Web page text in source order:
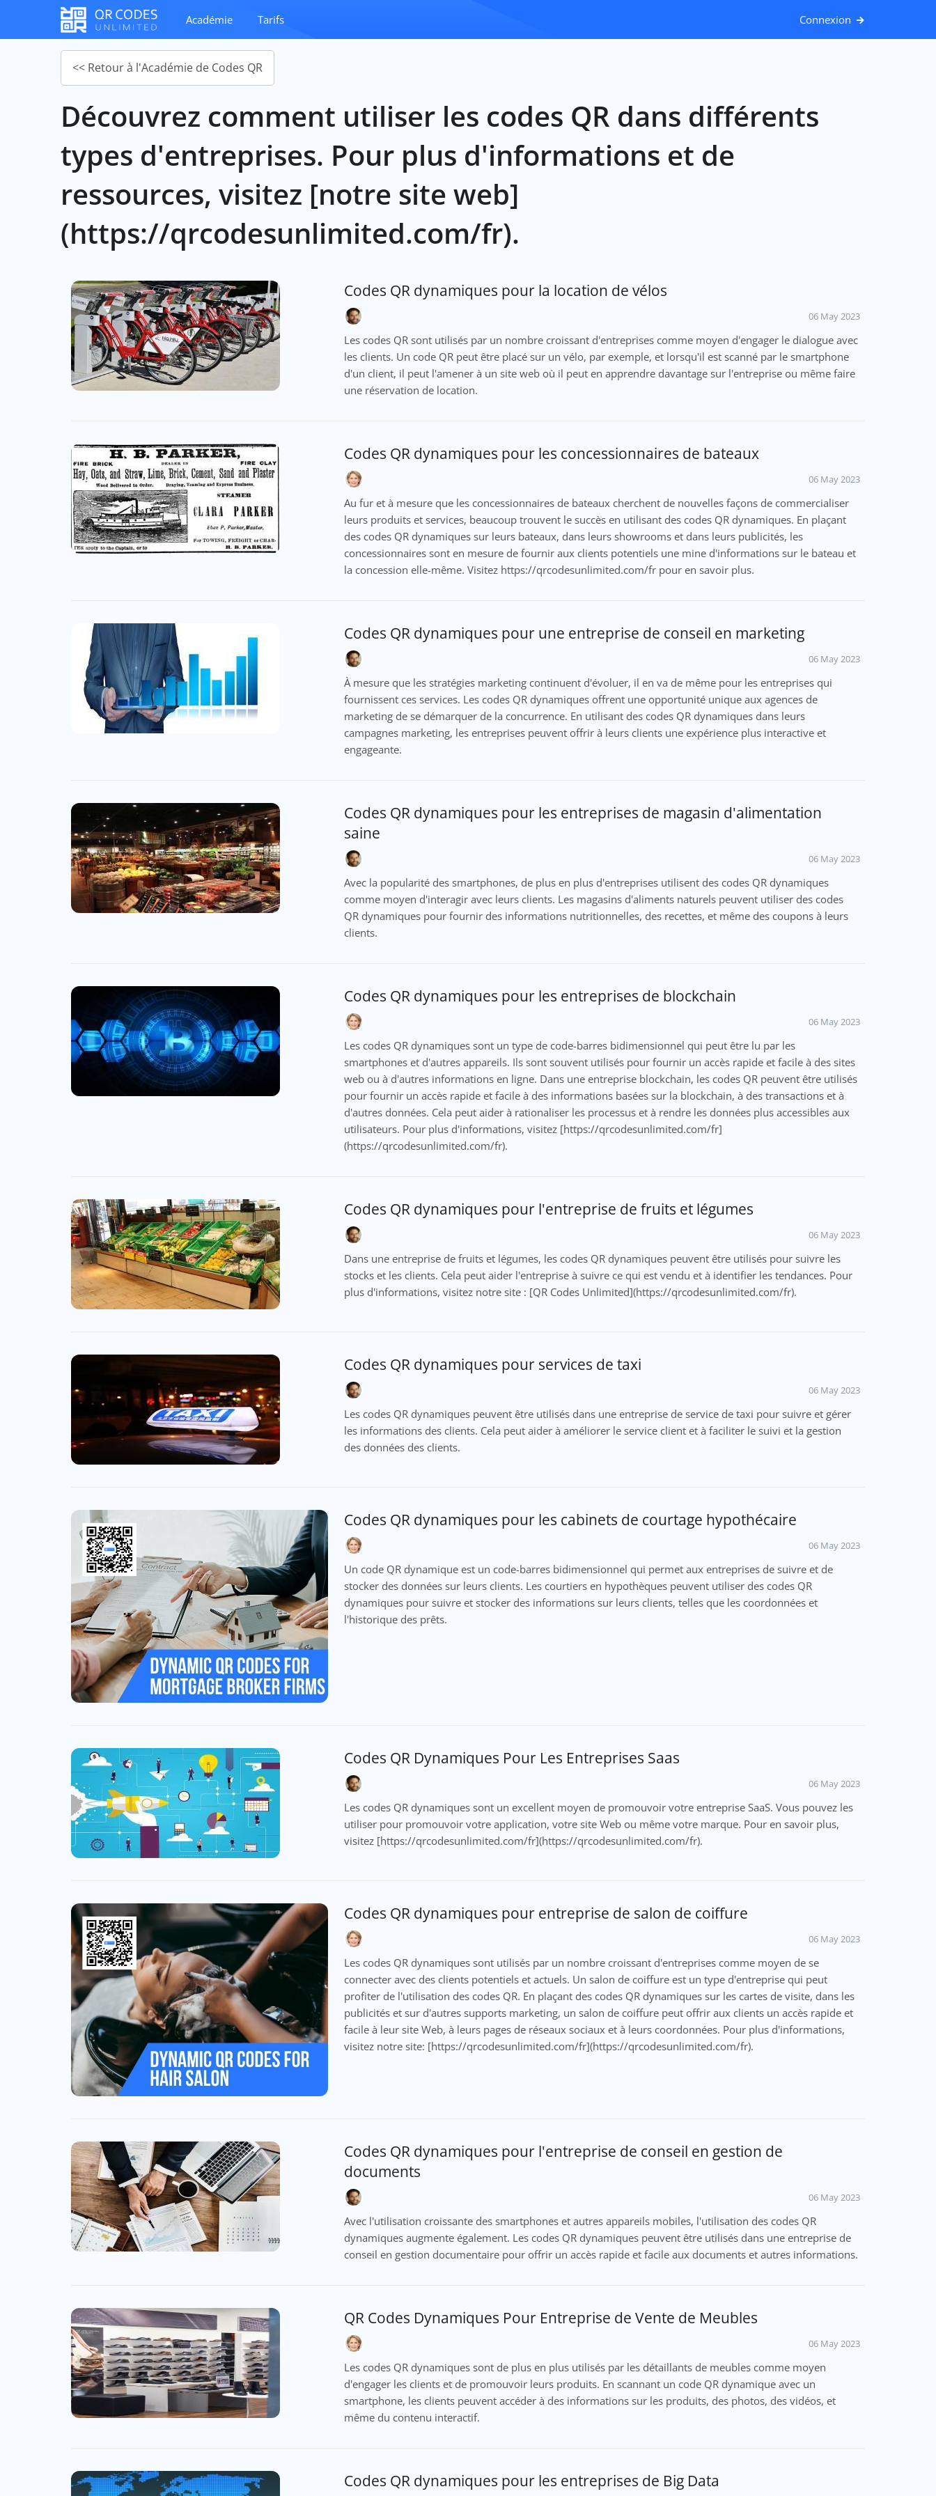
Académie Tarifs Connexion
<< Retour à l'Académie de Codes QR
Découvrez comment utiliser les codes QR dans différents
types d'entreprises. Pour plus d'informations et de
ressources, visitez [notre site web]
(https://qrcodesunlimited.com/fr).
Codes QR dynamiques pour la location de vélos
06 May 2023
Les codes QR sont utilisés par un nombre croissant d'entreprises comme moyen d'engager le dialogue avec
les clients. Un code QR peut être placé sur un vélo, par exemple, et lorsqu'il est scanné par le smartphone
d'un client, il peut l'amener à un site web où il peut en apprendre davantage sur l'entreprise ou même faire
une réservation de location.
Codes QR dynamiques pour les concessionnaires de bateaux
06 May 2023
Au fur et à mesure que les concessionnaires de bateaux cherchent de nouvelles façons de commercialiser
leurs produits et services, beaucoup trouvent le succès en utilisant des codes QR dynamiques. En plaçant
des codes QR dynamiques sur leurs bateaux, dans leurs showrooms et dans leurs publicités, les
concessionnaires sont en mesure de fournir aux clients potentiels une mine d'informations sur le bateau et
la concession elle-même. Visitez https://qrcodesunlimited.com/fr pour en savoir plus.
Codes QR dynamiques pour une entreprise de conseil en marketing
06 May 2023
À mesure que les stratégies marketing continuent d'évoluer, il en va de même pour les entreprises qui
fournissent ces services. Les codes QR dynamiques offrent une opportunité unique aux agences de
marketing de se démarquer de la concurrence. En utilisant des codes QR dynamiques dans leurs
campagnes marketing, les entreprises peuvent offrir à leurs clients une expérience plus interactive et
engageante.
Codes QR dynamiques pour les entreprises de magasin d'alimentation
saine
06 May 2023
Avec la popularité des smartphones, de plus en plus d'entreprises utilisent des codes QR dynamiques
comme moyen d'interagir avec leurs clients. Les magasins d'aliments naturels peuvent utiliser des codes
QR dynamiques pour fournir des informations nutritionnelles, des recettes, et même des coupons à leurs
clients.
Codes QR dynamiques pour les entreprises de blockchain
06 May 2023
Les codes QR dynamiques sont un type de code-barres bidimensionnel qui peut être lu par les
smartphones et d'autres appareils. Ils sont souvent utilisés pour fournir un accès rapide et facile à des sites
web ou à d'autres informations en ligne. Dans une entreprise blockchain, les codes QR peuvent être utilisés
pour fournir un accès rapide et facile à des informations basées sur la blockchain, à des transactions et à
d'autres données. Cela peut aider à rationaliser les processus et à rendre les données plus accessibles aux
utilisateurs. Pour plus d'informations, visitez [https://qrcodesunlimited.com/fr]
(https://qrcodesunlimited.com/fr).
Codes QR dynamiques pour l'entreprise de fruits et légumes
06 May 2023
Dans une entreprise de fruits et légumes, les codes QR dynamiques peuvent être utilisés pour suivre les
stocks et les clients. Cela peut aider l'entreprise à suivre ce qui est vendu et à identifier les tendances. Pour
plus d'informations, visitez notre site : [QR Codes Unlimited](https://qrcodesunlimited.com/fr).
Codes QR dynamiques pour services de taxi
06 May 2023
Les codes QR dynamiques peuvent être utilisés dans une entreprise de service de taxi pour suivre et gérer
les informations des clients. Cela peut aider à améliorer le service client et à faciliter le suivi et la gestion
des données des clients.
Codes QR dynamiques pour les cabinets de courtage hypothécaire
06 May 2023
Un code QR dynamique est un code-barres bidimensionnel qui permet aux entreprises de suivre et de
stocker des données sur leurs clients. Les courtiers en hypothèques peuvent utiliser des codes QR
dynamiques pour suivre et stocker des informations sur leurs clients, telles que les coordonnées et
l'historique des prêts.
Codes QR Dynamiques Pour Les Entreprises Saas
06 May 2023
Les codes QR dynamiques sont un excellent moyen de promouvoir votre entreprise SaaS. Vous pouvez les
utiliser pour promouvoir votre application, votre site Web ou même votre marque. Pour en savoir plus,
visitez [https://qrcodesunlimited.com/fr](https://qrcodesunlimited.com/fr).
Codes QR dynamiques pour entreprise de salon de coiffure
06 May 2023
Les codes QR dynamiques sont utilisés par un nombre croissant d'entreprises comme moyen de se
connecter avec des clients potentiels et actuels. Un salon de coiffure est un type d'entreprise qui peut
profiter de l'utilisation des codes QR. En plaçant des codes QR dynamiques sur les cartes de visite, dans les
publicités et sur d'autres supports marketing, un salon de coiffure peut offrir aux clients un accès rapide et
facile à leur site Web, à leurs pages de réseaux sociaux et à leurs coordonnées. Pour plus d'informations,
visitez notre site: [https://qrcodesunlimited.com/fr](https://qrcodesunlimited.com/fr).
Codes QR dynamiques pour l'entreprise de conseil en gestion de
documents
06 May 2023
Avec l'utilisation croissante des smartphones et autres appareils mobiles, l'utilisation des codes QR
dynamiques augmente également. Les codes QR dynamiques peuvent être utilisés dans une entreprise de
conseil en gestion documentaire pour offrir un accès rapide et facile aux documents et autres informations.
QR Codes Dynamiques Pour Entreprise de Vente de Meubles
06 May 2023
Les codes QR dynamiques sont de plus en plus utilisés par les détaillants de meubles comme moyen
d'engager les clients et de promouvoir leurs produits. En scannant un code QR dynamique avec un
smartphone, les clients peuvent accéder à des informations sur les produits, des photos, des vidéos, et
même du contenu interactif.
Codes QR dynamiques pour les entreprises de Big Data